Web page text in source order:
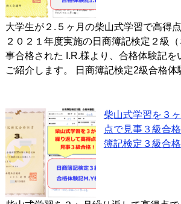
大学生が２.５ヶ月の柴山式学習で高得
２０２１年度実施の日商簿記検定２級
事合格された I.R.様より、合格体験記を
ご紹介します。 日商簿記検定2級合格
柴山式学習を３
点で見事３級合
簿記検定３級合